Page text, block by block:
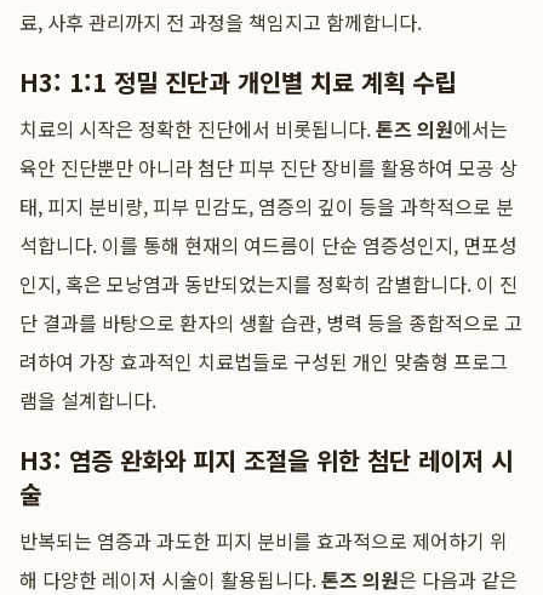
료, 사후 관리까지 전 과정을 책임지고 함께합니다.
H3: 1:1 정밀 진단과 개인별 치료 계획 수립
치료의 시작은 정확한 진단에서 비롯됩니다.톤즈 의원에서는
육안 진단뿐만 아니라 첨단 피부 진단 장비를 활용하여 모공 상
태, 피지 분비량, 피부 민감도, 염증의 깊이 등을 과학적으로 분
석합니다. 이를 통해 현재의 여드름이 단순 염증성인지, 면포성
인지, 혹은 모낭염과 동반되었는지를 정확히 감별합니다. 이 진
단 결과를 바탕으로 환자의 생활 습관, 병력 등을 종합적으로 고
려하여 가장 효과적인 치료법들로 구성된 개인 맞춤형 프로그
램을 설계합니다.
H3: 염증 완화와 피지 조절을 위한 첨단 레이저 시
술
반복되는 염증과 과도한 피지 분비를 효과적으로 제어하기 위
해 다양한 레이저 시술이 활용됩니다.톤즈 의원은 다음과 같은